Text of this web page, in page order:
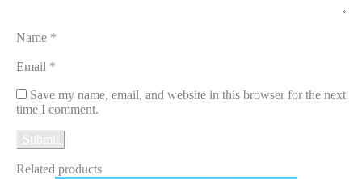
Name *
Email *
Save my name, email, and website in this browser for the next
time I comment.
Related products